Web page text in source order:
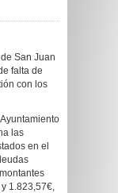
San Juan
falta de
con los
las
en el
1.823,57€,